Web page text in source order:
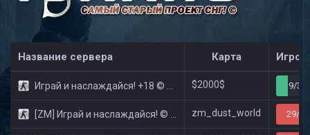
Название сервера Карта
Играй и наслаждайся! +18 © Public $2000$ 9/32
[ZM] Играй и наслаждайся! © Zombie Show zm_dust_world 29/32